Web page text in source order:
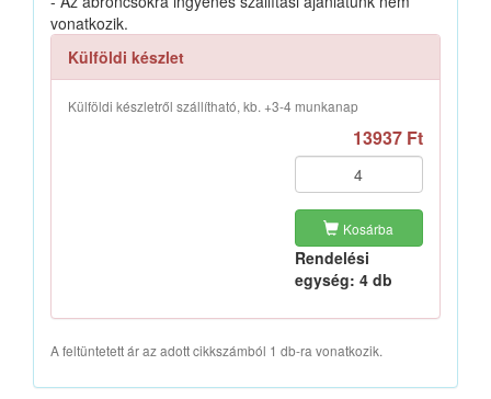
vonatkozik.
Külföldi készlet
Külföldi készletről szállítható, kb. +3-4 munkanap
13937 Ft
Kosárba
Rendelési
egység: 4 db
A feltüntetett ár az adott cikkszámból 1 db-ra vonatkozik.